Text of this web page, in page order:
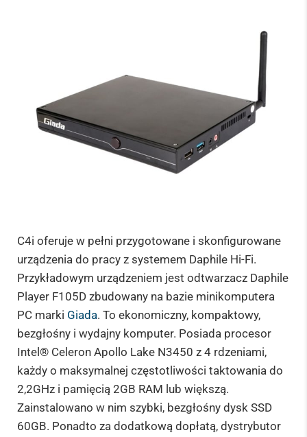
C4i oferuje w pełni przygotowane i skonfigurowane
urządzenia do pracy z systemem Daphile Hi-Fi.
Przykładowym urządzeniem jest odtwarzacz Daphile
Player F105D zbudowany na bazie minikomputera
PC marki Giada. To ekonomiczny, kompaktowy,
bezgłośny i wydajny komputer. Posiada procesor
Intel® Celeron Apollo Lake N3450 z 4 rdzeniami,
każdy o maksymalnej częstotliwości taktowania do
2,2GHz i pamięcią 2GB RAM lub większą.
Zainstalowano w nim szybki, bezgłośny dysk SSD
60GB. Ponadto za dodatkową dopłatą, dystrybutor